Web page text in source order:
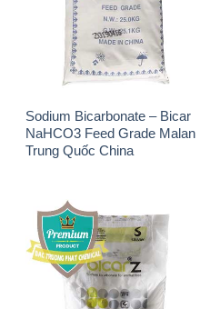
Sodium Bicarbonate – Bicar
NaHCO3 Feed Grade Malan
Trung Quốc China